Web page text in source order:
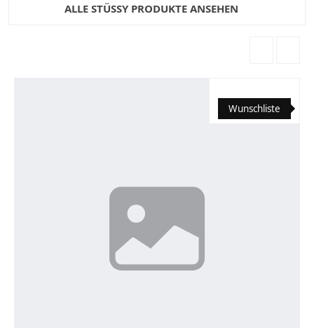
ALLE STÜSSY PRODUKTE ANSEHEN
Wunschliste